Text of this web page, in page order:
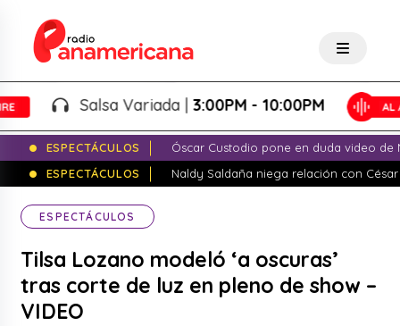
Salsa Variada |3:00PM - 10:00PM
ESPECTÁCULOS
Óscar Custodio pone en duda video de
ESPECTÁCULOS
Naldy Saldaña niega relación con
ESPECTÁCULOS
Tilsa Lozano modeló ‘a oscuras’
tras corte de luz en pleno de show –
VIDEO